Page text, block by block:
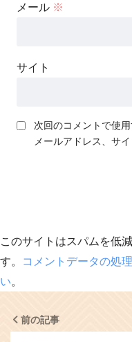
メール ※
サイト
次回のコメントで使
メールアドレス、サイ
このサイトはスパムを低
す。
コメントデータの処
い。
前の記事